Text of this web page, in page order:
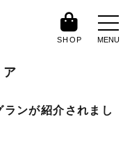
MENU
SHOP
ンが紹介されまし